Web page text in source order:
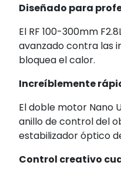
Diseñado para
El RF 100-300mm
avanzado contra las
bloquea el calor.
Increíblemente
El doble motor Nano
anillo de control del
estabilizador óptico
Control creativo